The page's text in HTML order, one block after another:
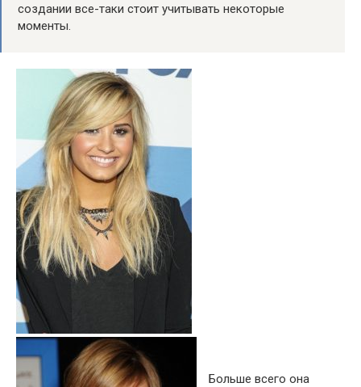
создании все-таки стоит учитывать некоторые
моменты.
Больше всего она